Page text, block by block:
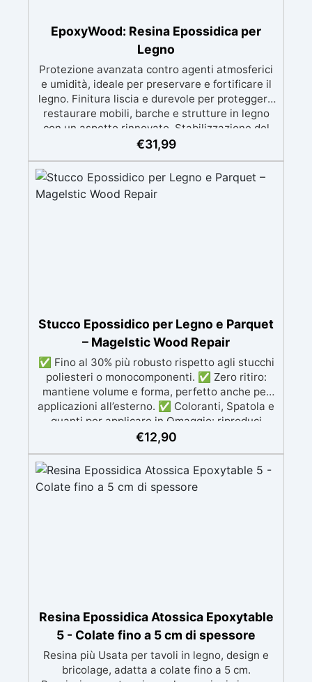
EpoxyWood: Resina Epossidica per
Legno
Protezione avanzata contro agenti atmosferici
e umidità, ideale per preservare e fortificare il
legno. Finitura liscia e durevole per proteggere
restaurare mobili, barche e strutture in legno
con un aspetto rinnovato. Stabilizzazione del
legno senza bolle d’aria, perfetta per riprisitini e
resistenza chimica e meccanica, facilmente
colorabile per progetti creativi e robusti. Adatta
a diverse superfici, incluse vetroresina e
€31,99
Stucco Epossidico per Legno e Parquet
– Magelstic Wood Repair
✅ Fino al 30% più robusto rispetto agli stucchi
poliesteri o monocomponenti. ✅ Zero ritiro:
mantiene volume e forma, perfetto anche per
applicazioni all’esterno. ✅ Coloranti, Spatola e
guanti per applicare in Omaggio: riproduci
qualsiasi tonalità del legno, con il kit di
vernici e finiture: non lascia aloni né difetti
visivi. ✅ Facile da carteggiare e rifinire:
risultati professionali in pochi passaggi.
€12,90
Resina Epossidica Atossica Epoxytable
5 - Colate fino a 5 cm di spessore
Resina più Usata per tavoli in legno, design e
bricolage, adatta a colate fino a 5 cm.